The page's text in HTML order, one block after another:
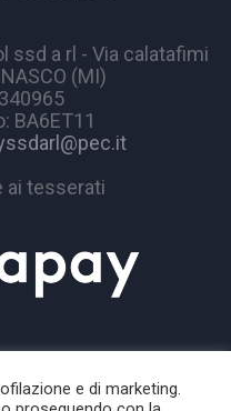
ssd a rl - Via calatafimi
(MI)
BA6ET11
ai tesserati
e di marketing.